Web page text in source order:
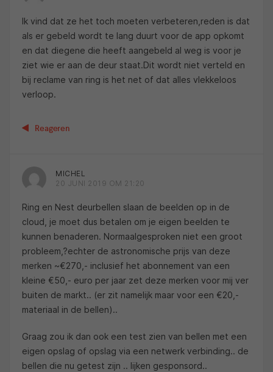
Ik vind dat ze het toch moeten verbeteren,reden is dat
als er gebeld wordt te lang duurt voor de app opkomt
en dat diegene die heeft aangebeld al weg is voor je
ziet wie er aan de deur staat.Dit wordt niet verteld en
bij reclame van ring is het net of dat alles vlekkeloos
verloop.
Reageren
MICHEL
20 JUNI 2019 OM 21:20
Ring en Nest deurbellen slaan de beelden op in de
cloud, je moet dus betalen om je eigen beelden te
kunnen benaderen. Normaalgesproken niet een groot
probleem,?echter de astronomische prijs van deze
merken ~€270,- inclusief het abonnement van een
kleine €50,- euro per jaar zet deze merken voor mij ver
buiten de markt.. (er zit namelijk maar voor een €20,-
materiaal in de bellen)..
Graag zou ik dan ook een test zien van bellen met een
eigen opslag of opslag via een netwerk verbinding.. de
bellen die nu getest zijn .. lijken gesponsord..